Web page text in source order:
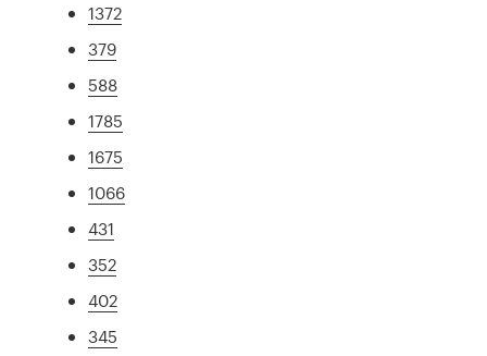
1372
379
588
1785
1675
1066
431
352
402
345